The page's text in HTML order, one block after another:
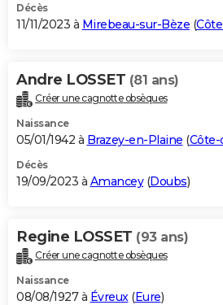
S'inscrire
Se connecter
Lycées
Collèges
Primaires
Universités
Entreprises
Service militaire
Avis de recherche
AVIS DE DÉCÈS
Bricolage
Lifestyle
Culture
Sport
Auto
Television
Voyage
Cinema
Décès
11/11/2023 à Mirebeau-sur-Bèze (
Andre LOSSET (81 ans)
Créer une cagnotte obsèques
Naissance
05/01/1942 à Brazey-en-Plaine (Côte-
Décès
19/09/2023 à Amancey(Doubs)
Regine LOSSET (93 ans)
Créer une cagnotte obsèques
Naissance
08/08/1927 à Évreux (Eure)